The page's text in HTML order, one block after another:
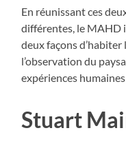
En réunissant ces
différentes, le MAHD
deux façons
l’observation du
expériences
Stuart